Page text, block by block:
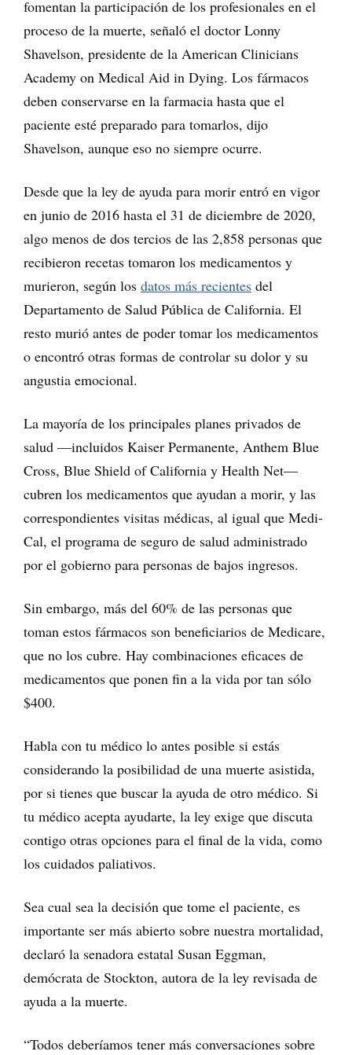
fomentan la participación de los profesionales en el
proceso de la muerte, señaló el doctor Lonny
Shavelson, presidente de la American Clinicians
Academy on Medical Aid in Dying. Los fármacos
deben conservarse en la farmacia hasta que el
paciente esté preparado para tomarlos, dijo
Shavelson, aunque eso no siempre ocurre.
Desde que la ley de ayuda para morir entró en vigor
en junio de 2016 hasta el 31 de diciembre de 2020,
algo menos de dos tercios de las 2,858 personas que
recibieron recetas tomaron los medicamentos y
murieron, según los datos más recientes del
Departamento de Salud Pública de California. El
resto murió antes de poder tomar los medicamentos
o encontró otras formas de controlar su dolor y su
angustia emocional.
La mayoría de los principales planes privados de
salud —incluidos Kaiser Permanente, Anthem Blue
Cross, Blue Shield of California y Health Net—
cubren los medicamentos que ayudan a morir, y las
correspondientes visitas médicas, al igual que Medi-
Cal, el programa de seguro de salud administrado
por el gobierno para personas de bajos ingresos.
Sin embargo, más del 60% de las personas que
toman estos fármacos son beneficiarios de Medicare,
que no los cubre. Hay combinaciones eficaces de
medicamentos que ponen fin a la vida por tan sólo
$400.
Habla con tu médico lo antes posible si estás
considerando la posibilidad de una muerte asistida,
por si tienes que buscar la ayuda de otro médico. Si
tu médico acepta ayudarte, la ley exige que discuta
contigo otras opciones para el final de la vida, como
los cuidados paliativos.
Sea cual sea la decisión que tome el paciente, es
importante ser más abierto sobre nuestra mortalidad,
declaró la senadora estatal Susan Eggman,
demócrata de Stockton, autora de la ley revisada de
ayuda a la muerte.
“Todos deberíamos tener más conversaciones sobre